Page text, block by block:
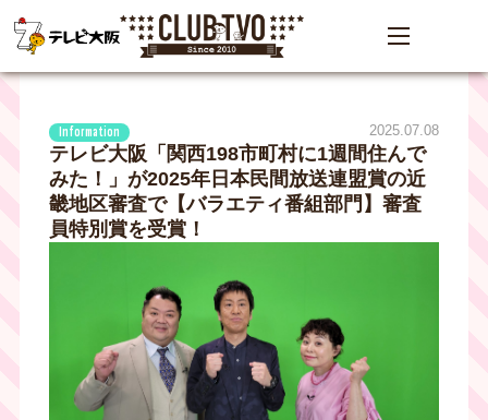
Information 2025.07.08
テレビ大阪「関西198市町村に1週間住んで
みた！」が2025年日本民間放送連盟賞の近
畿地区審査で【バラエティ番組部門】審査
員特別賞を受賞！